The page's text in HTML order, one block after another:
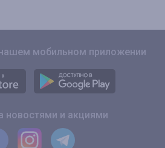
мобильном приложении
новостями и акциями